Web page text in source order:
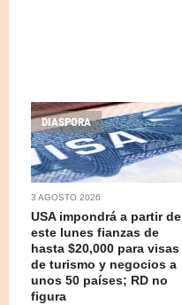
DIASPORA
3 AGOSTO 2026
USA impondrá a partir de
este lunes fianzas de
hasta $20,000 para visas
de turismo y negocios a
unos 50 países; RD no
figura